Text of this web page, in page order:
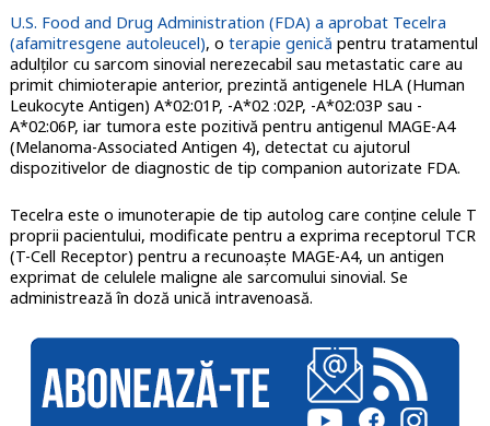
U.S. Food and Drug Administration (FDA) a aprobat Tecelra
(afamitresgene autoleucel), o terapie genică pentru tratamentul
adulților cu sarcom sinovial nerezecabil sau metastatic care au
primit chimioterapie anterior, prezintă antigenele HLA (Human
Leukocyte Antigen) A*02:01P, -A*02 :02P, -A*02:03P sau -
A*02:06P, iar tumora este pozitivă pentru antigenul MAGE-A4
(Melanoma-Associated Antigen 4), detectat cu ajutorul
dispozitivelor de diagnostic de tip companion autorizate FDA.
Tecelra este o imunoterapie de tip autolog care conţine celule T
proprii pacientului, modificate pentru a exprima receptorul TCR
(T-Cell Receptor) pentru a recunoaşte MAGE-A4, un antigen
exprimat de celulele maligne ale sarcomului sinovial. Se
administrează în doză unică intravenoasă.